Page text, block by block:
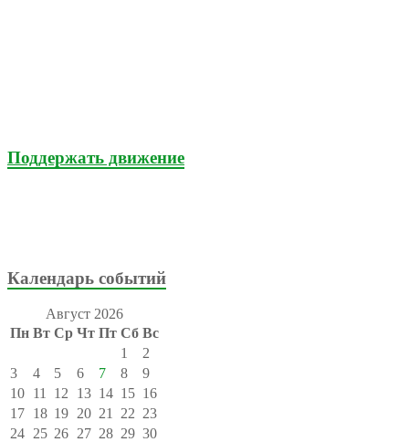
Поддержать движение
Календарь событий
Август 2026
Пн Вт Ср Чт Пт Сб Вс
1
2
3
4 5 6 7 8
9
10 11 12 13 14 15 16
17 18 19 20 21 22 23
24 25 26 27 28 29 30